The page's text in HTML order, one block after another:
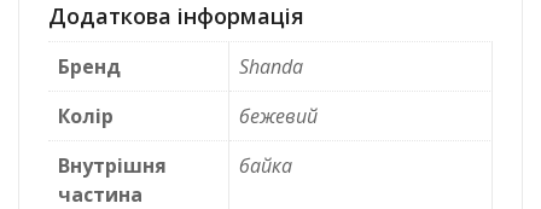
Додаткова інформація
Бренд
Shanda
Колір
бежевий
Внутрішня
частина
байка